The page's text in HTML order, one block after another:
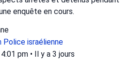
enquête en cours.
Police israélienne
pm • Il y a 3 jours